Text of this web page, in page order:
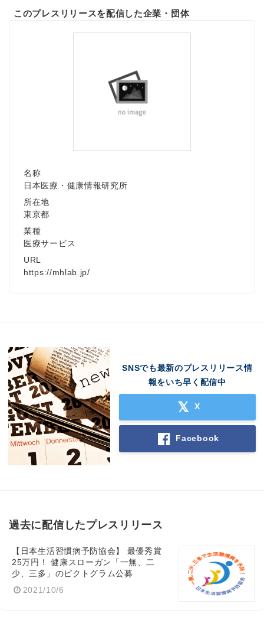
このプレスリリースを配信した企業・団体
名称
日本医療・健康情報研究所
所在地
東京都
業種
医療サービス
URL
https://mhlab.jp/
SNSでも最新のプレスリリース情
報をいち早く配信中
X
Facebook
過去に配信したプレスリリース
【日本生活習慣病予防協会】 最優秀賞
25万円！ 健康スローガン「一無、二
少、三多」のピクトグラム公募
2021/10/6